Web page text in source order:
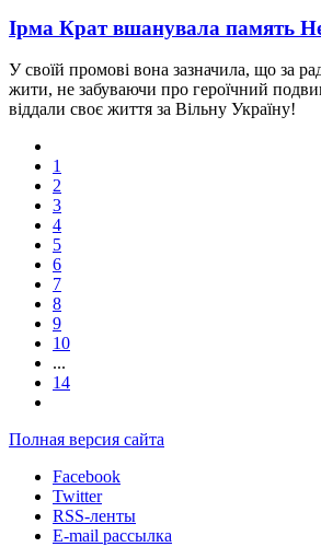
Ірма Крат вшанувала память
У своїй промові вона зазначила, що за
жити, не забуваючи про героїчний
віддали своє життя за Вільну Україну!
1
2
3
4
5
6
7
8
9
10
...
14
Полная версия сайта
Facebook
Twitter
RSS-ленты
E-mail рассылка